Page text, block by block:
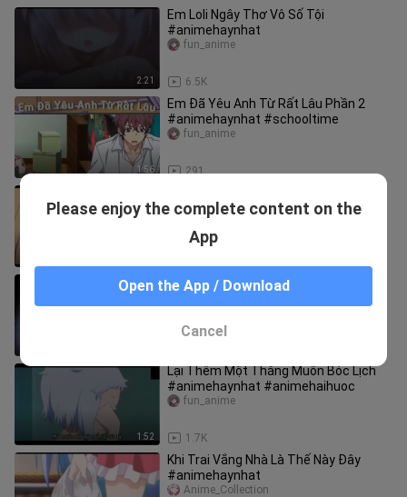
2:21
Em Loli Ngây Thơ Vô Số Tội
#animehaynhat
6.5K
fun_anime
1:56
Em Đã Yêu Anh Từ Rất Lâu Phần 2
#animehaynhat #schooltime
291
fun_anime
#animehaynhat
Phần Thưởng Ngon Quá Mlem Mlem
#animehaynhat #animehaihuoc
1:52
Lại Thêm Một Thằng Muốn Bóc Lịch
#animehaynhat #animehaihuoc
1.7K
fun_anime
Khi Trai Vắng Nhà Là Thế Này Đây
#animehaynhat
Anime_Collection
Please enjoy the complete content on the
App
Open the App / Download
Cancel